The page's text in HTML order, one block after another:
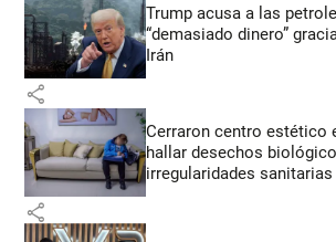
Trump acusa a las
“demasiado dinero”
Irán
share
Cerraron centro estético
hallar desechos
irregularidades sanitarias
share